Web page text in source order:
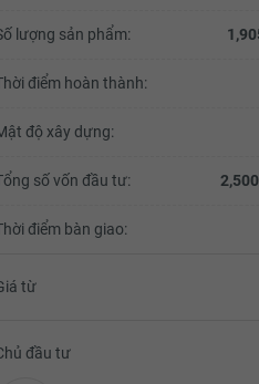
lượng sản phẩm:
điểm hoàn thành:
độ xây dựng:
số vốn đầu tư:
điểm bàn giao:
từ
đầu tư